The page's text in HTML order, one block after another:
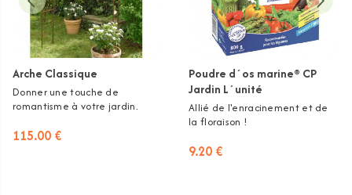
Arche Classique
Donner une touche de
romantisme à votre jardin.
115.00 €
Poudre d´os marine® CP
Jardin L´unité
Allié de l'enracinement et de
la floraison !
9.20 €